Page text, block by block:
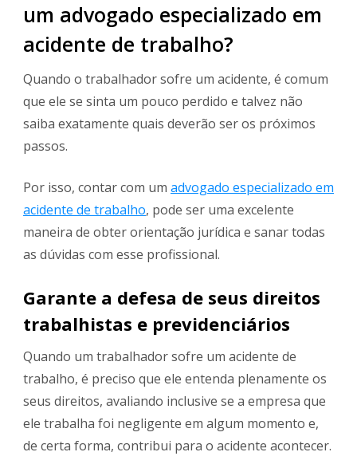
um advogado especializado em
acidente de trabalho?
Quando o trabalhador sofre um acidente, é comum
que ele se sinta um pouco perdido e talvez não
saiba exatamente quais deverão ser os próximos
passos.
Por isso, contar com um advogado especializado em
acidente de trabalho, pode ser uma excelente
maneira de obter orientação jurídica e sanar todas
as dúvidas com esse profissional.
Garante a defesa de seus direitos
trabalhistas e previdenciários
Quando um trabalhador sofre um acidente de
trabalho, é preciso que ele entenda plenamente os
seus direitos, avaliando inclusive se a empresa que
ele trabalha foi negligente em algum momento e,
de certa forma, contribui para o acidente acontecer.